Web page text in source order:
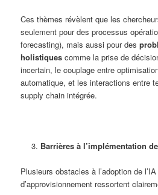
Ces thèmes révèlent que les
seulement pour des processus
forecasting), mais aussi pour des
holistiques comme la prise de
incertain, le couplage entre
automatique, et les interactions entre
supply chain intégrée.
Barrières à l’implémentation
Plusieurs obstacles à l’adoption de
d’approvisionnement ressortent